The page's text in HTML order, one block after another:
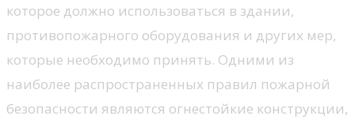
которое должно использоваться в здании,
противопожарного оборудования и других мер,
которые необходимо принять. Одними из
наиболее распространенных правил пожарной
безопасности являются огнестойкие конструкции,